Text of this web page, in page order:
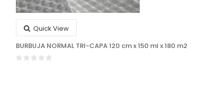
Quick View
BURBUJA NORMAL TRI-CAPA 120 cm x 150 ml x 180 m2